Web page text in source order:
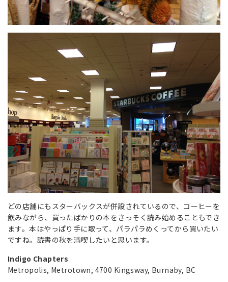
どの店舗にもスターバックスが併設されているので、コーヒーを
飲みながら、買ったばかりの本をさっそく読み始めることもでき
ます。本はやっぱり手に取って、パラパラめくってから買いたい
ですね。読書の秋を満喫したいと思います。
Indigo Chapters
Metropolis, Metrotown, 4700 Kingsway, Burnaby, BC